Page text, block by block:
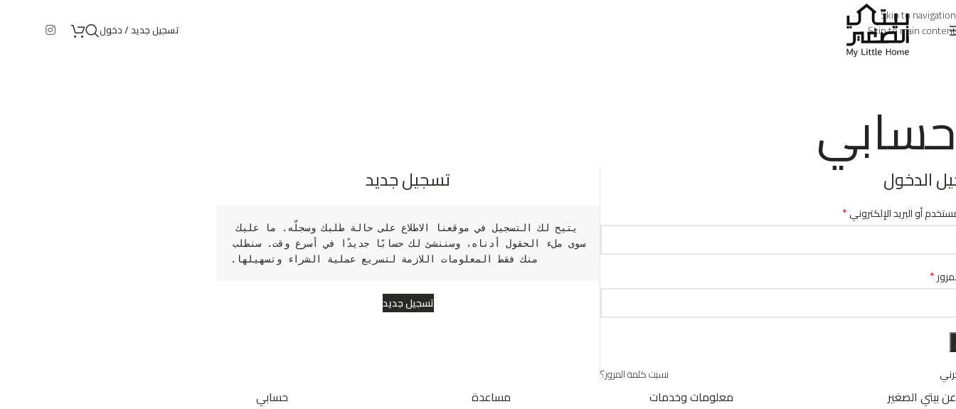
Skip to navigation
Skip to main content
تسجيل جديد / دخول
حسابي
الدخول
أو البريد الإلكتروني*
*
نسيت كلمة المرور؟
تسجيل جديد
يتيح لك التسجيل في موقعنا الاطلاع على حالة طلبك وسجلّه. ما عليك
منك فقط المعلومات اللازمة لتسريع عملية الشراء وتسهيلها.
تسجيل جديد
عن بيتي الصغير معلومات وخدمات مساعدة حسابي